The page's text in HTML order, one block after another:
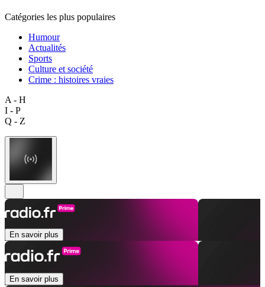
Catégories les plus populaires
Humour
Actualités
Sports
Culture et société
Crime : histoires vraies
A - H
I - P
Q - Z
En savoir plus
En savoir plus